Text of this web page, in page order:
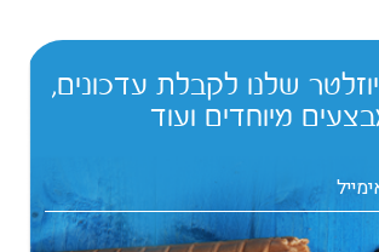
שלנו לקבלת עדכונים,
מיוחדים ועוד